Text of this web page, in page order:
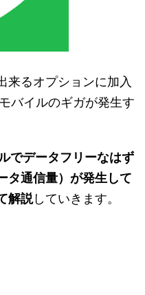
来るオプションに加入
バイルのギガが発生す
でデータフリーなはず
タ通信量）が発生して
解説していきます。